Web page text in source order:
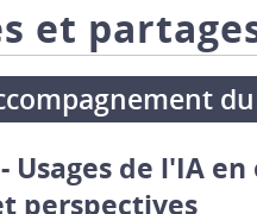
et
Usages de l'IA
perspectives